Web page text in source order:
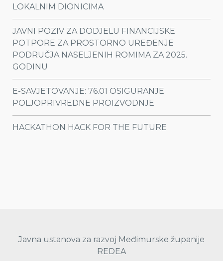
LOKALNIM DIONICIMA
JAVNI POZIV ZA DODJELU FINANCIJSKE
POTPORE ZA PROSTORNO UREĐENJE
PODRUČJA NASELJENIH ROMIMA ZA 2025.
GODINU
E-SAVJETOVANJE: 76.01 OSIGURANJE
POLJOPRIVREDNE PROIZVODNJE
HACKATHON HACK FOR THE FUTURE
Javna ustanova za razvoj Međimurske županije
REDEA